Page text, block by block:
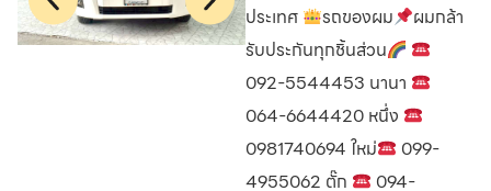
ประเทศ
รถของผม
ผมกล้า
รับประกันทุกชิ้นส่วน
092-5544453 นานา
064-6644420 หนึ่ง
0981740694 ใหม่
099-
4955062 ตั๊ก
094-